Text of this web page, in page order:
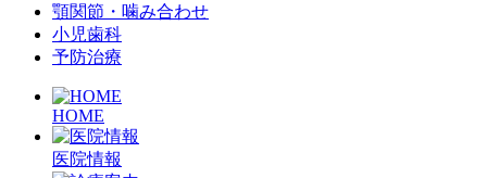
顎関節・噛み合わせ
小児歯科
予防治療
HOME
医院情報